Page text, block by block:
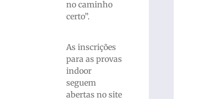
no caminho
certo”.
As inscrições
para as provas
indoor
seguem
abertas no site